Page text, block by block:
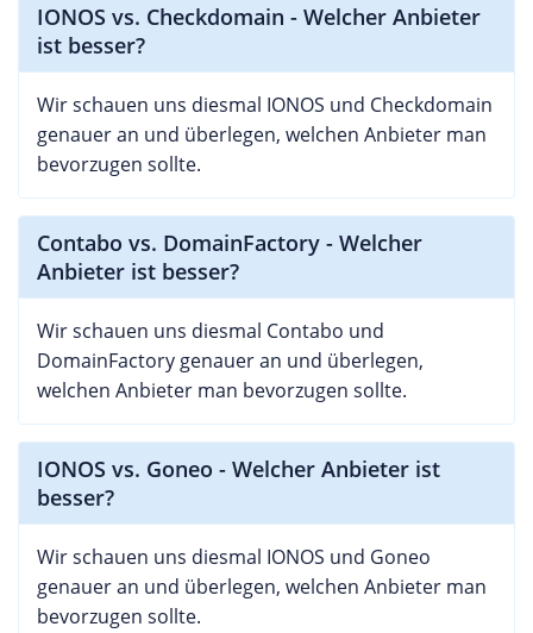
IONOS vs. Checkdomain - Welcher Anbieter
ist besser?
Wir schauen uns diesmal IONOS und Checkdomain
genauer an und überlegen, welchen Anbieter man
bevorzugen sollte.
Contabo vs. DomainFactory - Welcher
Anbieter ist besser?
Wir schauen uns diesmal Contabo und
DomainFactory genauer an und überlegen,
welchen Anbieter man bevorzugen sollte.
IONOS vs. Goneo - Welcher Anbieter ist
besser?
Wir schauen uns diesmal IONOS und Goneo
genauer an und überlegen, welchen Anbieter man
bevorzugen sollte.